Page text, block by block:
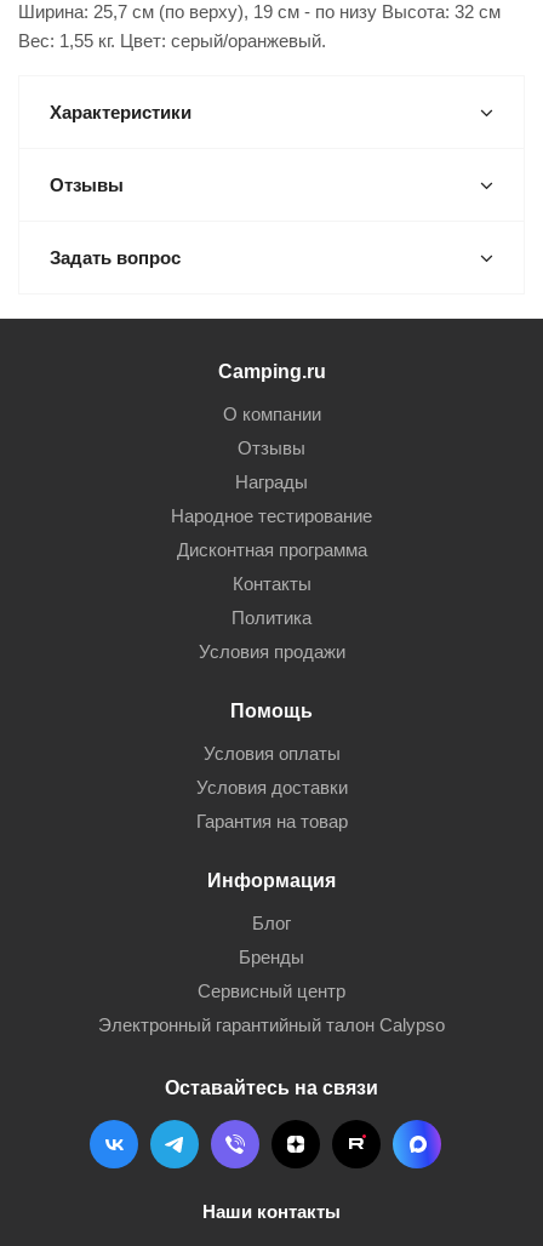
Ширина: 25,7 см (по верху), 19 см - по низу Высота: 32 см
Вес: 1,55 кг. Цвет: серый/оранжевый.
Характеристики
Отзывы
Задать вопрос
Camping.ru
О компании
Отзывы
Награды
Народное тестирование
Дисконтная программа
Контакты
Политика
Условия продажи
Помощь
Условия оплаты
Условия доставки
Гарантия на товар
Информация
Блог
Бренды
Сервисный центр
Электронный гарантийный талон Calypso
Оставайтесь на связи
Наши контакты